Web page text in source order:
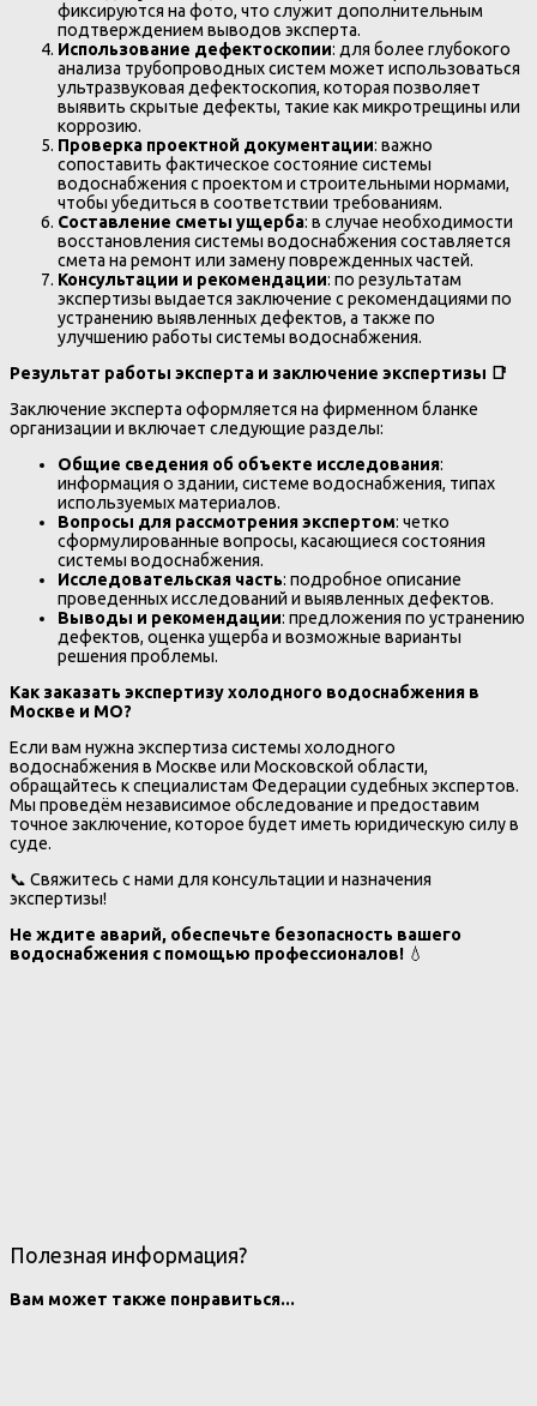
фиксируются на фото, что служит дополнительным
подтверждением выводов эксперта.
Использование дефектоскопии: для более глубокого
анализа трубопроводных систем может использоваться
ультразвуковая дефектоскопия, которая позволяет
выявить скрытые дефекты, такие как микротрещины или
коррозию.
Проверка проектной документации: важно
сопоставить фактическое состояние системы
водоснабжения с проектом и строительными нормами,
чтобы убедиться в соответствии требованиям.
Составление сметы ущерба: в случае необходимости
восстановления системы водоснабжения составляется
смета на ремонт или замену поврежденных частей.
Консультации и рекомендации: по результатам
экспертизы выдается заключение с рекомендациями по
устранению выявленных дефектов, а также по
улучшению работы системы водоснабжения.
Результат работы эксперта и заключение экспертизы 📑
Заключение эксперта оформляется на фирменном бланке
организации и включает следующие разделы:
Общие сведения об объекте исследования:
информация о здании, системе водоснабжения, типах
используемых материалов.
Вопросы для рассмотрения экспертом: четко
сформулированные вопросы, касающиеся состояния
системы водоснабжения.
Исследовательская часть: подробное описание
проведенных исследований и выявленных дефектов.
Выводы и рекомендации: предложения по устранению
дефектов, оценка ущерба и возможные варианты
решения проблемы.
Как заказать экспертизу холодного водоснабжения в
Москве и МО?
Если вам нужна экспертиза системы холодного
водоснабжения в Москве или Московской области,
обращайтесь к специалистам Федерации судебных экспертов.
Мы проведём независимое обследование и предоставим
точное заключение, которое будет иметь юридическую силу в
суде.
📞 Свяжитесь с нами для консультации и назначения
экспертизы!
Не ждите аварий, обеспечьте безопасность вашего
водоснабжения с помощью профессионалов! 💧
Полезная информация?
Вам может также понравиться...